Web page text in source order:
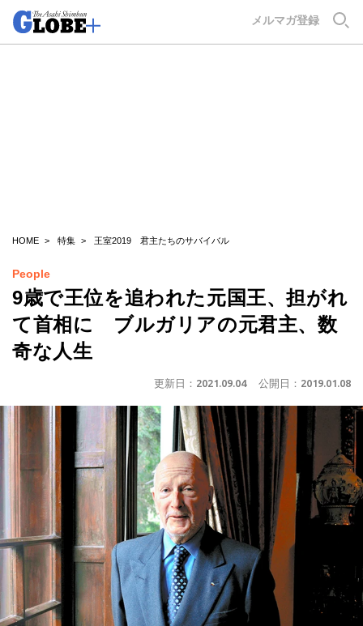
メルマガ登録
HOME 特集 王室2019 君主たちのサバイバル
People
9歳で王位を追われた元国王、担がれ
て首相に ブルガリアの元君主、数
奇な人生
更新日： 2021.09.04 公開日： 2019.01.08